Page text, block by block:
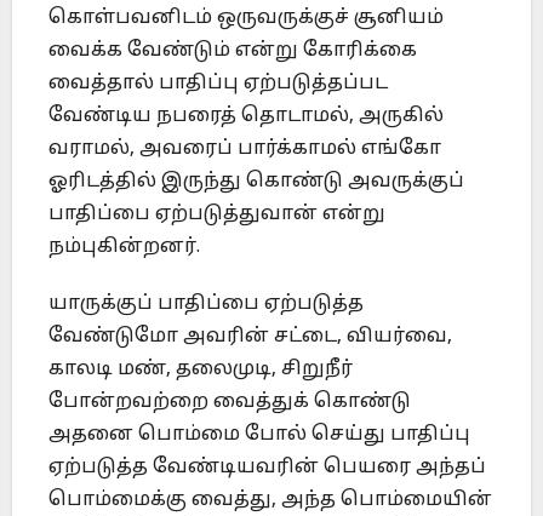
கொள்பவனிடம் ஒருவருக்குச் சூனியம்
வைக்க வேண்டும் என்று கோரிக்கை
வைத்தால் பாதிப்பு ஏற்படுத்தப்பட
வேண்டிய நபரைத் தொடாமல், அருகில்
வராமல், அவரைப் பார்க்காமல் எங்கோ
ஓரிடத்தில் இருந்து கொண்டு அவருக்குப்
பாதிப்பை ஏற்படுத்துவான் என்று
நம்புகின்றனர்.
யாருக்குப் பாதிப்பை ஏற்படுத்த
வேண்டுமோ அவரின் சட்டை, வியர்வை,
காலடி மண், தலைமுடி, சிறுநீர்
போன்றவற்றை வைத்துக் கொண்டு
அதனை பொம்மை போல் செய்து பாதிப்பு
ஏற்படுத்த வேண்டியவரின் பெயரை அந்தப்
பொம்மைக்கு வைத்து, அந்த பொம்மையின்